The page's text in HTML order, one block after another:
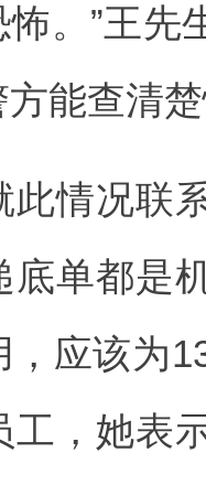
。”王先
能查清
此情况联
底单都是
应该为
工，她表